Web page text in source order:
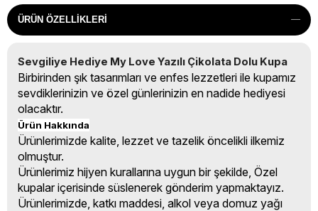
ÜRÜN ÖZELLIKLERI
Sevgiliye Hediye My Love Yazılı Çikolata Dolu Kupa
Birbirinden şık tasarımları ve enfes lezzetleri ile kupamız
sevdiklerinizin ve özel günlerinizin en nadide hediyesi
olacaktır.
Ürün Hakkında
Ürünlerimizde kalite, lezzet ve tazelik öncelikli ilkemiz
olmuştur.
Ürünlerimiz hijyen kurallarına uygun bir şekilde, Özel
kupalar içerisinde süslenerek gönderim yapmaktayız.
Ürünlerimizde, katkı maddesi, alkol veya domuz yağı